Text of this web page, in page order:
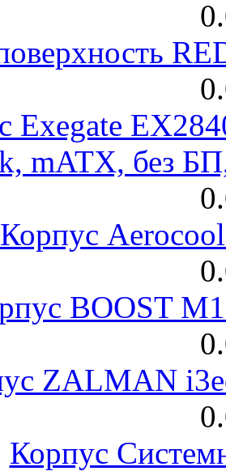
Exegate
mATX, без
Корпус
BOOST
ZALMAN
Корпус